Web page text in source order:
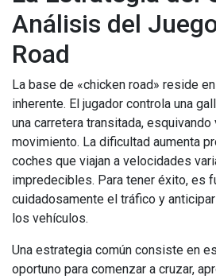
Análisis del
Road
La base de «chicken road» reside
inherente. El jugador controla una
una carretera transitada,
movimiento. La dificultad aumenta
coches que viajan a velocidades
impredecibles. Para tener éxito, es
cuidadosamente el tráfico y
los vehículos.
Una estrategia común consiste en
oportuno para comenzar a cruzar,